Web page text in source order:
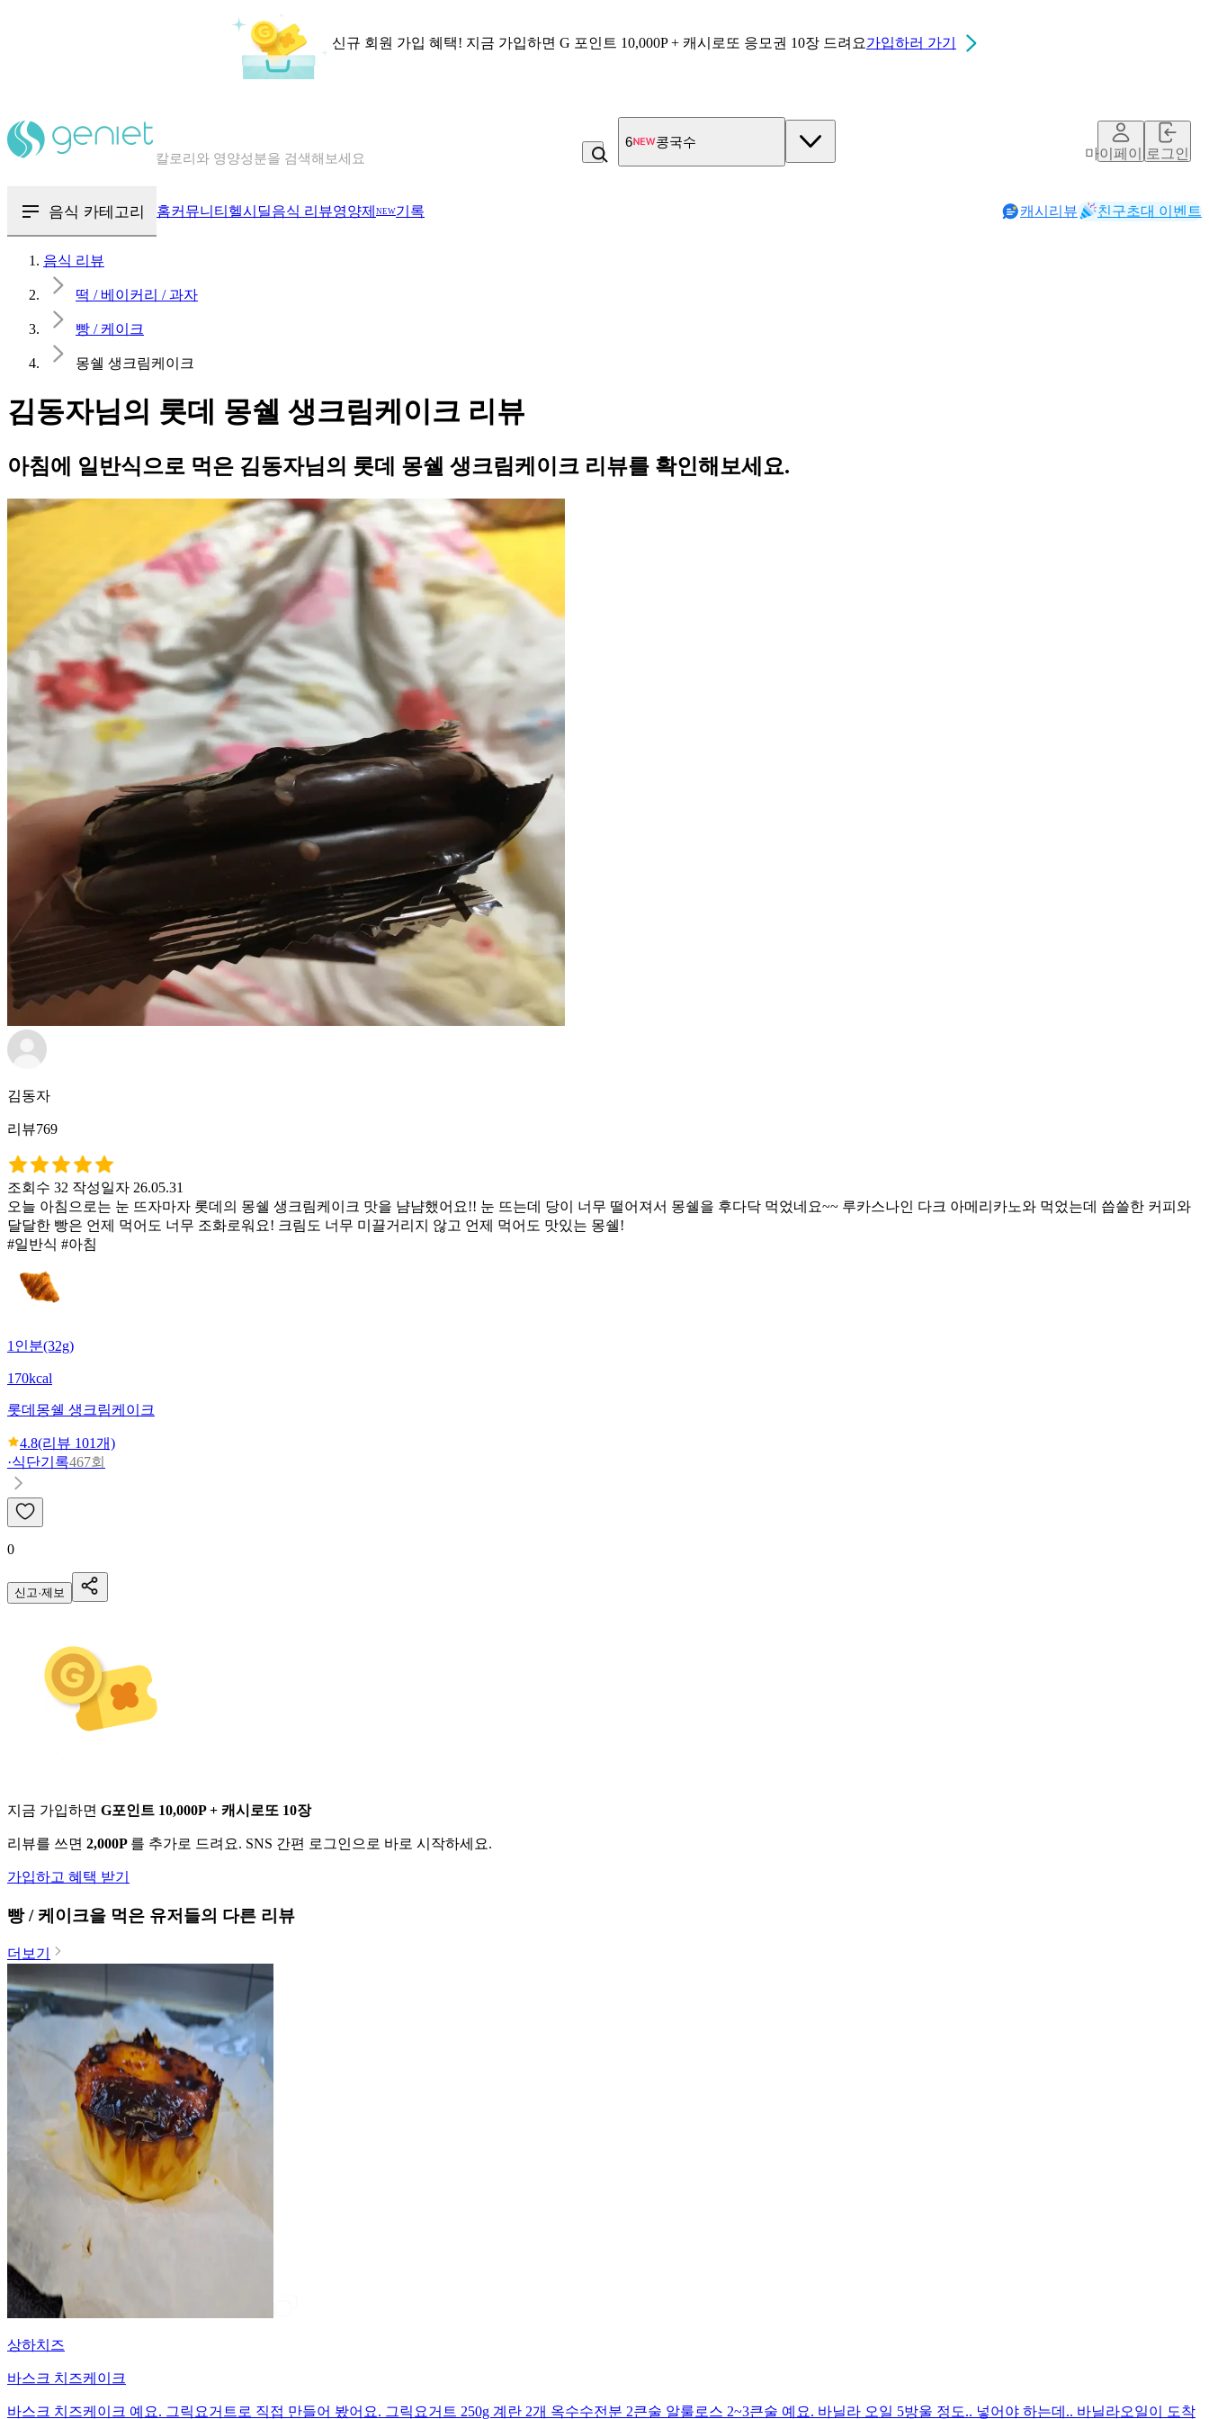
신규 회원 가입 혜택! 지금 가입하면 G 포인트 10,000P + 캐시로또 응모권 10장 드려요가입하러 가기
칼로리와 영양성분을 검색해보세요
7 고100 촉촉 고구마 스틱
마이페이지로그인
음식 카테고리 홈커뮤니티 헬시딜음식 리뷰영양제 NEW기록 캐시리뷰 친구초대 이벤트
음식 리뷰
떡 / 베이커리 / 과자
빵 / 케이크
몽쉘 생크림케이크
김동자님의 롯데 몽쉘 생크림케이크 리뷰
아침에 일반식으로 먹은 김동자님의 롯데 몽쉘 생크림케이크 리뷰를 확인해보세요.
김동자
리뷰769
조회수 32 작성일자 26.05.31
오늘 아침으로는 눈 뜨자마자 롯데의 몽쉘 생크림케이크 맛을 냠냠했어요!! 눈 뜨는데 당이 너무 떨어져서 몽쉘을 후다닥 먹었네요~~ 루카스나인 다크 아메리카노와 먹었는데 씁쓸한 커피와
달달한 빵은 언제 먹어도 너무 조화로워요! 크림도 너무 미끌거리지 않고 언제 먹어도 맛있는 몽쉘!
#일반식 #아침
1인분(32g)
170kcal
롯데 몽쉘 생크림케이크
4.8(리뷰 101개)
·식단기록467회
0
신고·제보
지금 가입하면 G포인트 10,000P + 캐시로또 10장
리뷰를 쓰면 2,000P 를 추가로 드려요. SNS 간편 로그인으로 바로 시작하세요.
가입하고 혜택 받기
빵 / 케이크을 먹은 유저들의 다른 리뷰
더보기
상하치즈
바스크 치즈케이크
바스크 치즈케이크 예요. 그릭요거트로 직접 만들어 봤어요. 그릭요거트 250g 계란 2개 옥수수전분 2큰술 알룰로스 2~3큰술 예요. 바닐라 오일 5방울 정도.. 넣어야 하는데.. 바닐라오일이 도착